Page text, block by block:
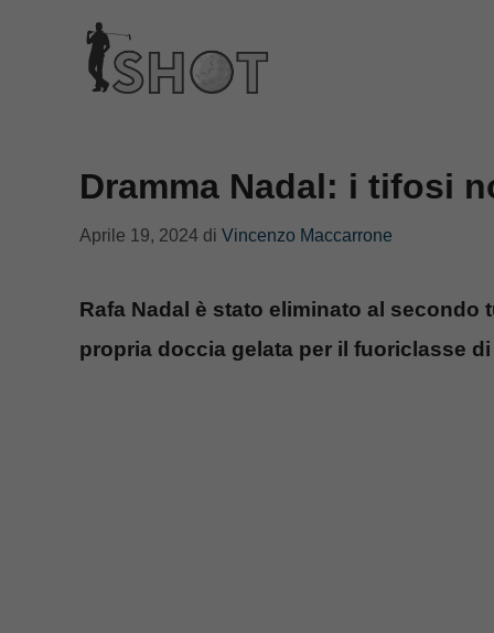
contenuto
Dramma Nadal: i tifosi
Aprile 19, 2024 di Vincenzo Maccarrone
Rafa Nadal è stato eliminato al secondo
propria doccia gelata per il fuoriclasse di